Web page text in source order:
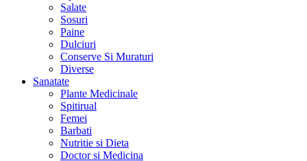
Salate
Sosuri
Paine
Dulciuri
Conserve Si Muraturi
Diverse
Sanatate
Plante Medicinale
Spitirual
Femei
Barbati
Nutritie si Dieta
Doctor si Medicina